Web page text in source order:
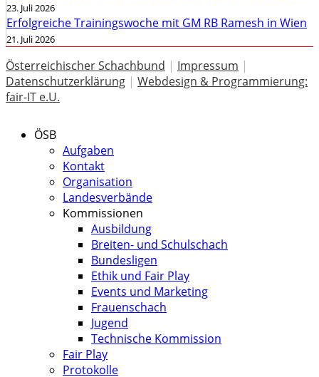
23. Juli 2026
Erfolgreiche Trainingswoche mit GM RB Ramesh in Wien
21. Juli 2026
Österreichischer Schachbund | Impressum |
Datenschutzerklärung | Webdesign & Programmierung:
fair-IT e.U.
ÖSB
Aufgaben
Kontakt
Organisation
Landesverbände
Kommissionen
Ausbildung
Breiten- und Schulschach
Bundesligen
Ethik und Fair Play
Events und Marketing
Frauenschach
Jugend
Technische Kommission
Fair Play
Protokolle